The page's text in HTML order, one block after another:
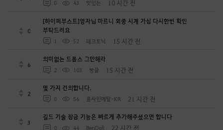
0 43 맛있는 10 시간 전
0
[하이퍼부스트]영자님 마르니 회중 시계 가심 다시한번 확인
부탁드려요
1 52 테크토닉 15 시간 전
6
의미없는 드롭스 그만해라
2 103 빵꿀 15 시간 전
2
몇 가지 건의합니다.
0 56 콜싸인메탈-KR 21 시간 전
3
길드 기술 잠금 기능은 빠르게 추가해주셨으면 합니다
0 44 BenDoll 22 시간 전